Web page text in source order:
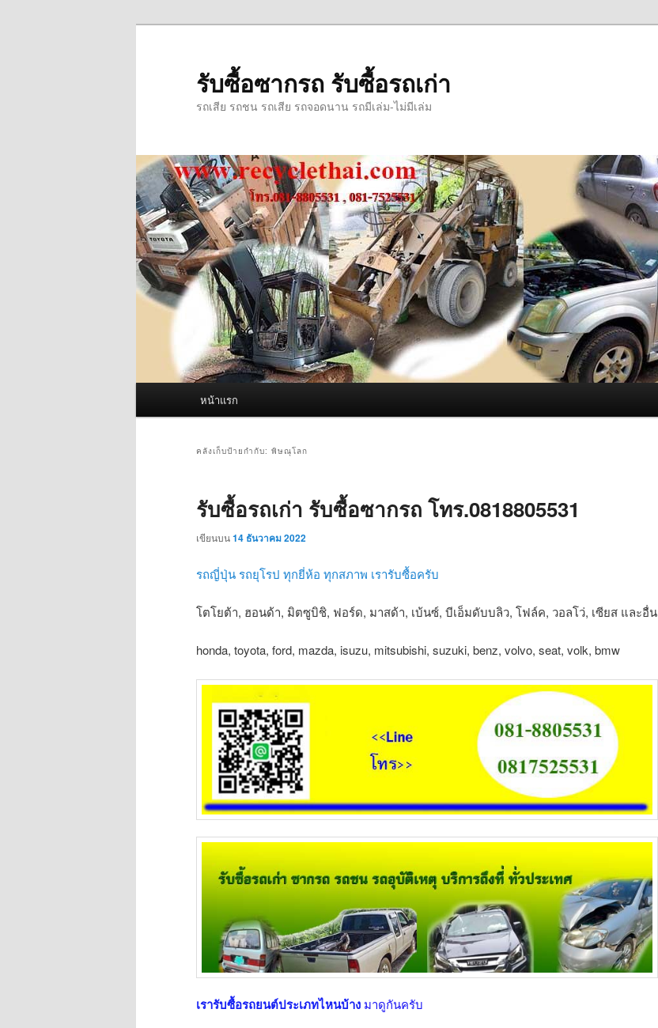
รับซื้อซากรถ รับซื้อรถเก่า
รถเสีย รถชน รถเสีย รถจอดนาน รถมีเล่ม-ไม่มีเล่ม
หน้าแรก
คลังเก็บป้ายกำกับ: พิษณุโลก
รับซื้อรถเก่า รับซื้อซากรถ โทร.0818805531
เขียนบน14 ธันวาคม 2022
รถญี่ปุ่น รถยุโรป ทุกยี่ห้อ ทุกสภาพ เรารับซื้อครับ
โตโยต้า, ฮอนด้า, มิตซูบิชิ, ฟอร์ด, มาสด้า, เบ้นซ์, บีเอ็มดับบลิว, โฟล์ค, วอลโว่, เซียส และอื่น
honda, toyota, ford, mazda, isuzu, mitsubishi, suzuki, benz, volvo, seat, volk, bmw
เรารับซื้อรถยนต์ประเภทไหนบ้าง มาดูกันครับ